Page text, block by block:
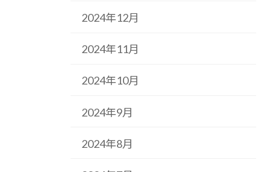
2024年12月
2024年11月
2024年10月
2024年9月
2024年8月